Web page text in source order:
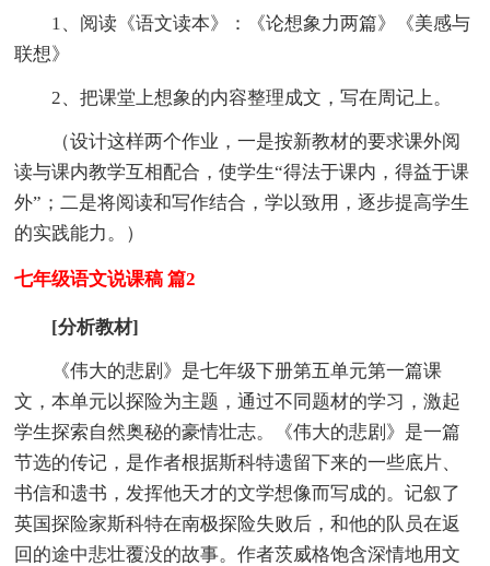
1、阅读《语文读本》：《论想象力两篇》《美感与
联想》
2、把课堂上想象的内容整理成文，写在周记上。
（设计这样两个作业，一是按新教材的要求课外阅
读与课内教学互相配合，使学生“得法于课内，得益于课
外”；二是将阅读和写作结合，学以致用，逐步提高学生
的实践能力。）
七年级语文说课稿 篇2
[分析教材]
《伟大的悲剧》是七年级下册第五单元第一篇课
文，本单元以探险为主题，通过不同题材的学习，激起
学生探索自然奥秘的豪情壮志。《伟大的悲剧》是一篇
节选的传记，是作者根据斯科特遗留下来的一些底片、
书信和遗书，发挥他天才的文学想像而写成的。记叙了
英国探险家斯科特在南极探险失败后，和他的队员在返
回的途中悲壮覆没的故事。作者茨威格饱含深情地用文